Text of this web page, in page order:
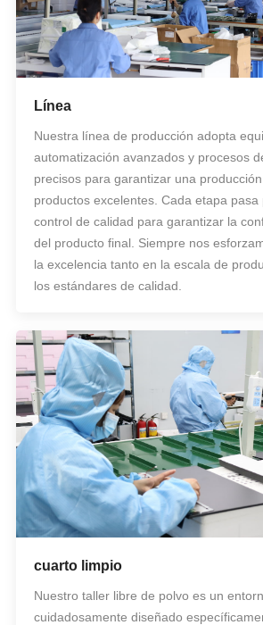
Línea
Nuestra línea de producción adopta
automatización avanzados y procesos
precisos para garantizar una
productos excelentes. Cada etapa pasa
control de calidad para garantizar la
del producto final. Siempre nos
la excelencia tanto en la escala de
los estándares de calidad.
cuarto limpio
Nuestro taller libre de polvo es un
cuidadosamente diseñado